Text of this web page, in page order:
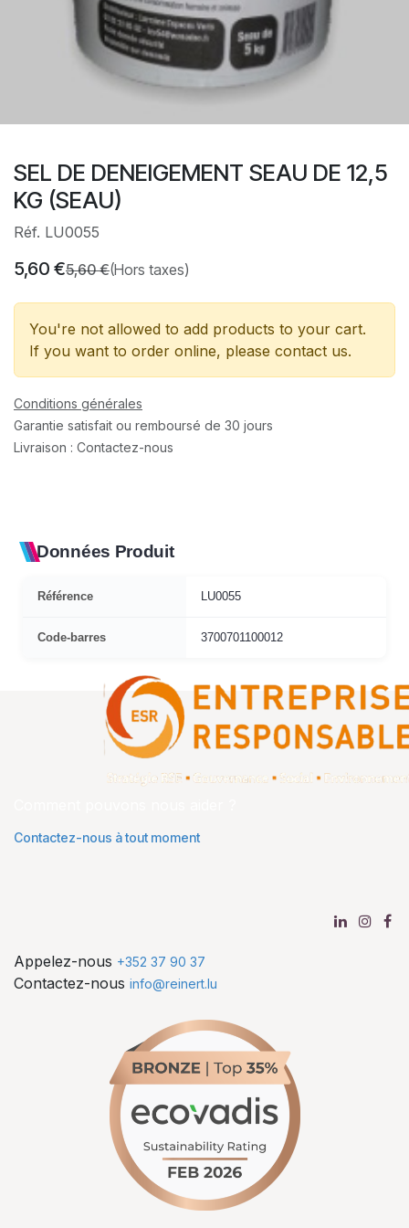
SEL DE DENEIGEMENT SEAU DE 12,5
KG (SEAU)
Réf. LU0055
5,60 €5,60€(Hors taxes)
You're not allowed to add products to your cart.
If you want to order online, please contact us.
Conditions générales
Garantie satisfait ou remboursé de 30 jours
Livraison : Contactez-nous
Données Produit
Référence LU0055
Code-barres 3700701100012
Contactez-nous à tout moment
Appelez-nous +352 37 90 37
Contactez-nous info@reinert.lu